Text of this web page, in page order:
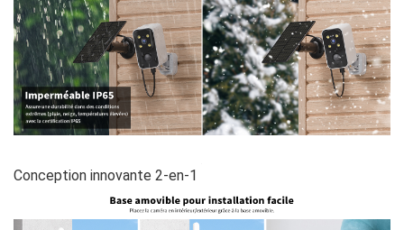
Conception innovante 2-en-1